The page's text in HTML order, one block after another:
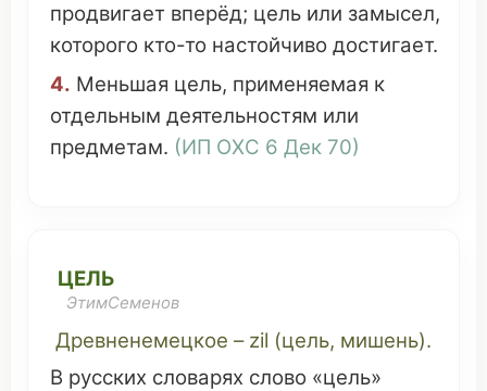
продвигает вперёд; цель или замысел,
которого кто-то настойчиво достигает.
4. Меньшая цель, применяемая к
отдельным деятельностям или
предметам. (ИП ОХС 6 Дек 70)
ЦЕЛЬ
ЭтимСеменов
Древненемецкое – zil (цель, мишень).
В русских словарях слово «цель»